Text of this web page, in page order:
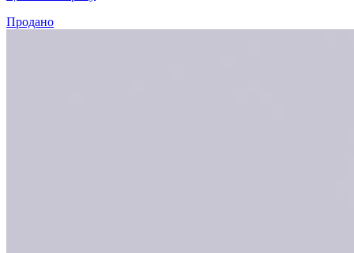
Продано